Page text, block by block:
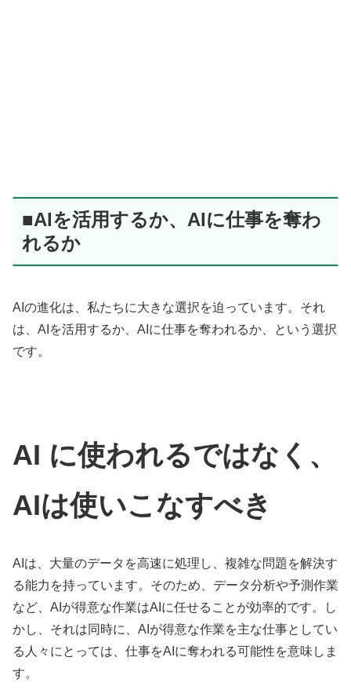
■AIを活用するか、AIに仕事を奪わ
れるか
AIの進化は、私たちに大きな選択を迫っています。それ
は、AIを活用するか、AIに仕事を奪われるか、という選択
です。
AI に使われるではなく、
AIは使いこなすべき
AIは、大量のデータを高速に処理し、複雑な問題を解決す
る能力を持っています。そのため、データ分析や予測作業
など、AIが得意な作業はAIに任せることが効率的です。し
かし、それは同時に、AIが得意な作業を主な仕事としてい
る人々にとっては、仕事をAIに奪われる可能性を意味しま
す。